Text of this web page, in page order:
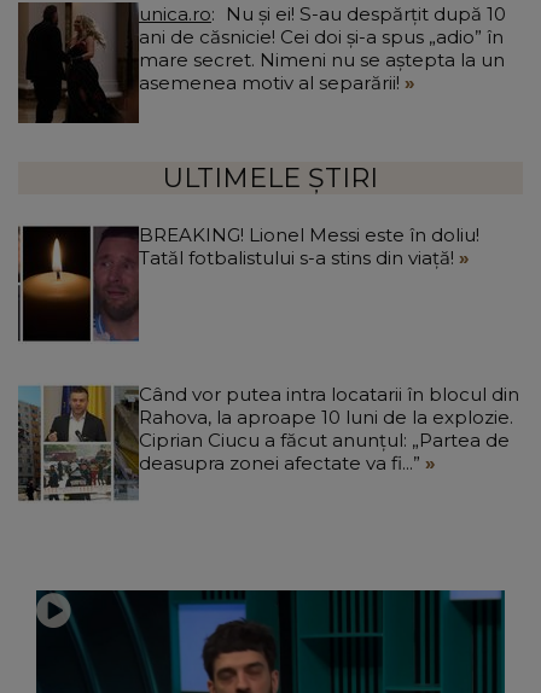
unica.ro
ani de căsnicie! Cei doi și-a spus „adio” în
mare secret. Nimeni nu se aștepta la un
asemenea motiv al separării!
ULTIMELE ȘTIRI
BREAKING! Lionel Messi este în doliu!
Tatăl fotbalistului s-a stins din viață!
Când vor putea intra locatarii în blocul din
Rahova, la aproape 10 luni de la explozie.
Ciprian Ciucu a făcut anunțul: „Partea de
deasupra zonei afectate va fi...”